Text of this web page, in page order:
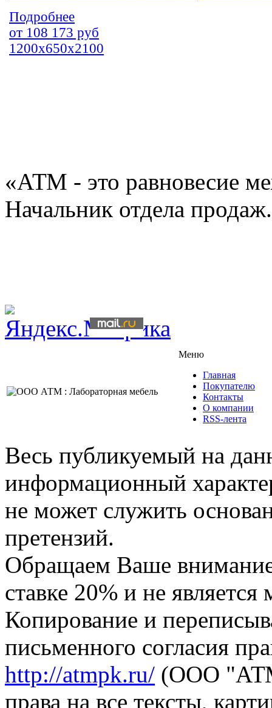
Подробнее
от 108 173 руб
1200х650х2100
«АТМ - это равновесие
Начальник отдела продаж.
Меню
Главная
Покупателю
Контакты
О компании
RSS-лента
Весь публикуемый на
информационный
не может служить
претензий.
Обращаем Ваше
ставке 20% и не
Копирование и
письменного согласия
http://atmpk.ru/ (ООО
права на все тексты,